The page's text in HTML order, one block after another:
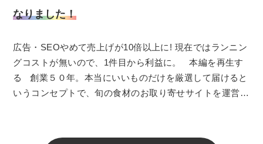
なりました！
広告・SEOやめて売上げが10倍以上に! 現在ではランニン
グコストが無いので、1件目から利益に。 本編を再生す
る 創業５０年。本当にいいものだけを厳選して届けると
いうコンセプトで、旬の食材のお取り寄せサイトを運営…